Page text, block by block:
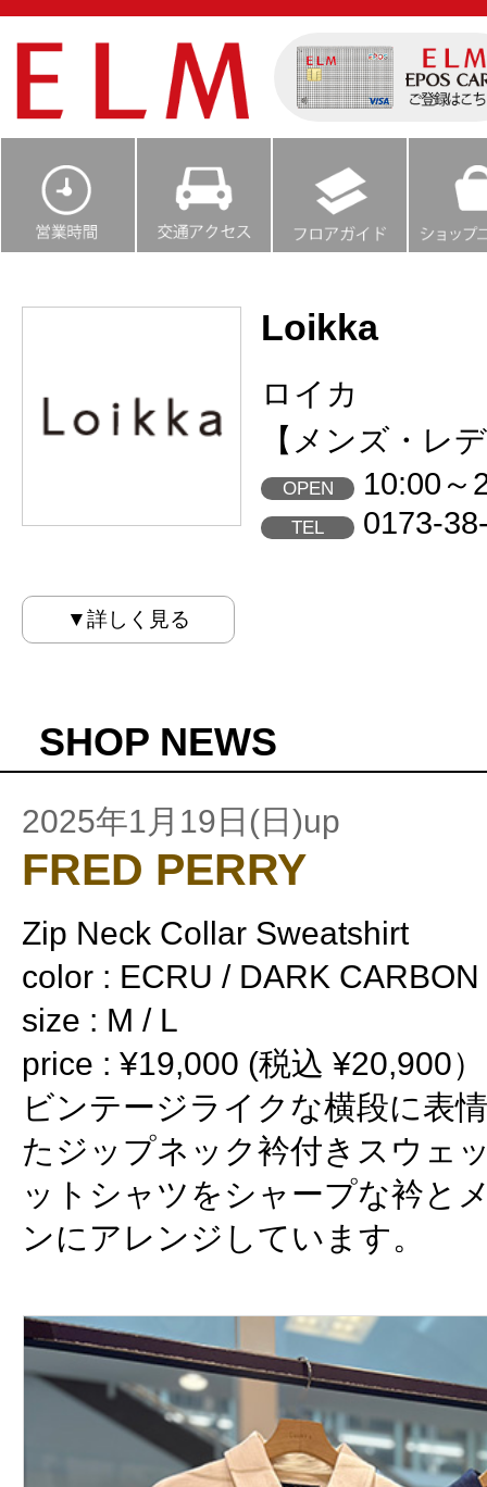
Loikka
ロイカ
【メンズ・レ
OPEN 10:00～
TEL 0173-
▼詳しく見る
SHOP NEWS
2025年1月19日(日)up
FRED PERRY
Zip Neck Collar Sweatshirt
color : ECRU / DARK CARBON
size : M / L
price : ¥19,000 (税込 ¥20,900）
ビンテージライクな横段に表
たジップネック衿付きスウェ
ットシャツをシャープな衿と
ンにアレンジしています。